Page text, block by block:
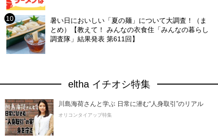
暑い日においしい「夏の麺」について大調査！（ま
とめ）【教えて！ みんなの衣食住「みんなの暮らし
調査隊」結果発表 第611回】
eltha イチオシ特集
川島海荷さんと学ぶ 日常に潜む“人身取引”のリアル
オリコンタイアップ特集